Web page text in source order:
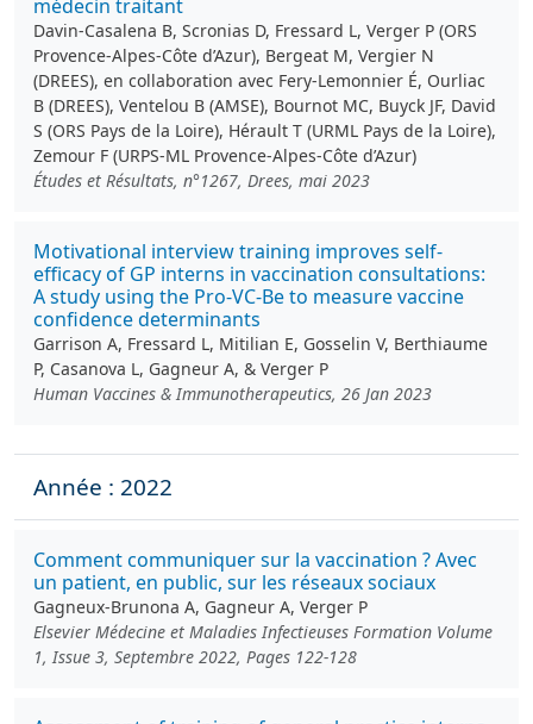
médecin traitant
Davin-Casalena B, Scronias D, Fressard L, Verger P (ORS
Provence-Alpes-Côte d’Azur), Bergeat M, Vergier N
(DREES), en collaboration avec Fery-Lemonnier É, Ourliac
B (DREES), Ventelou B (AMSE), Bournot MC, Buyck JF, David
S (ORS Pays de la Loire), Hérault T (URML Pays de la Loire),
Zemour F (URPS-ML Provence-Alpes-Côte d’Azur)
Études et Résultats, n°1267, Drees, mai 2023
Motivational interview training improves self-
efficacy of GP interns in vaccination consultations:
A study using the Pro-VC-Be to measure vaccine
confidence determinants
Garrison A, Fressard L, Mitilian E, Gosselin V, Berthiaume
P, Casanova L, Gagneur A, & Verger P
Human Vaccines & Immunotherapeutics, 26 Jan 2023
Année : 2022
Comment communiquer sur la vaccination ? Avec
un patient, en public, sur les réseaux sociaux
Gagneux-Brunona A, Gagneur A, Verger P
Elsevier Médecine et Maladies Infectieuses Formation Volume
1, Issue 3, Septembre 2022, Pages 122-128